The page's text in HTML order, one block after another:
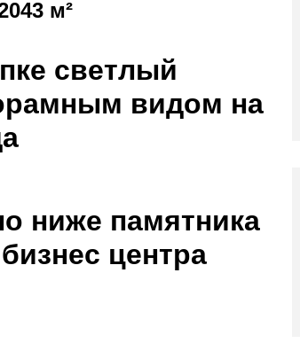
м²
светлый
видом на
ниже памятника
центра